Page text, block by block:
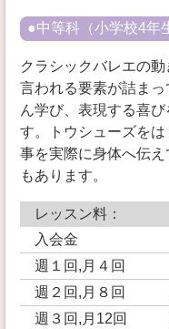
●中等科（小学校4年
クラシックバレエの
言われる要素が詰ま
ん学び、表現する喜
す。トウシューズを
事を実際に身体へ伝
もあります。
レッスン料：
入会金
週１回,月４回
週２回,月８回
週３回,月12回